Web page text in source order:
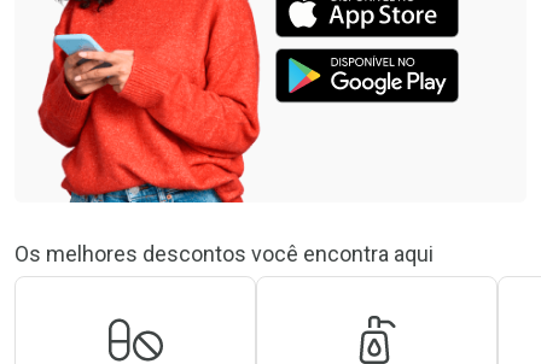
Os melhores descontos você encontra aqui